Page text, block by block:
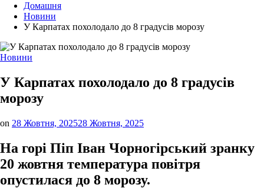
Домашня
Новини
У Карпатах похолодало до 8 градусів морозу
Опублікувати
Новини
У Карпатах похолодало до 8 градусів
морозу
on 28 Жовтня, 202528 Жовтня, 2025
На горі Піп Іван Чорногірський зранку
20 жовтня температура повітря
опустилася до 8 морозу.